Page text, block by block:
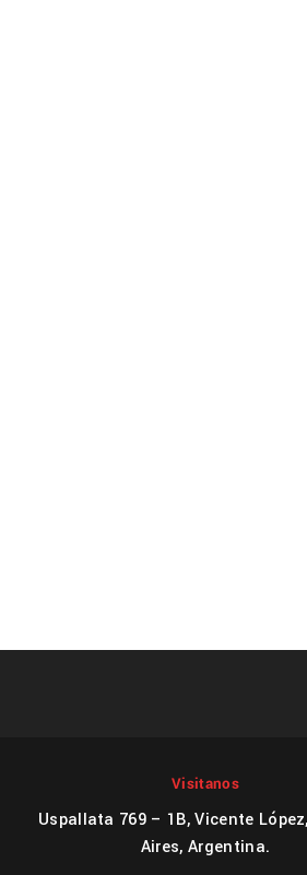
Visitanos
Uspallata 769 – 1B, Vicente
Aires, Argentina.